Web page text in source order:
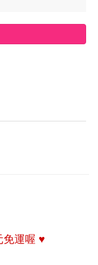
免運喔 ♥